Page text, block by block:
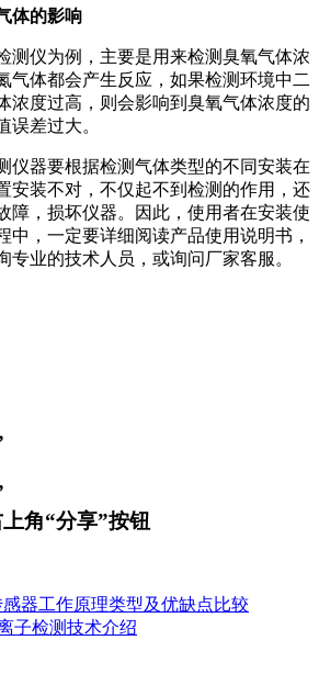
体的影响
测仪为例，主要是用来检测臭氧气体浓
气体都会产生反应，如果检测环境中二
浓度过高，则会影响到臭氧气体浓度的
误差过大。
仪器要根据检测气体类型的不同安装在
安装不对，不仅起不到检测的作用，还
障，损坏仪器。因此，使用者在安装使
中，一定要详细阅读产品使用说明书，
专业的技术人员，或询问厂家客服。
角“分享”按钮
感器工作原理类型及优缺点比较
子检测技术介绍